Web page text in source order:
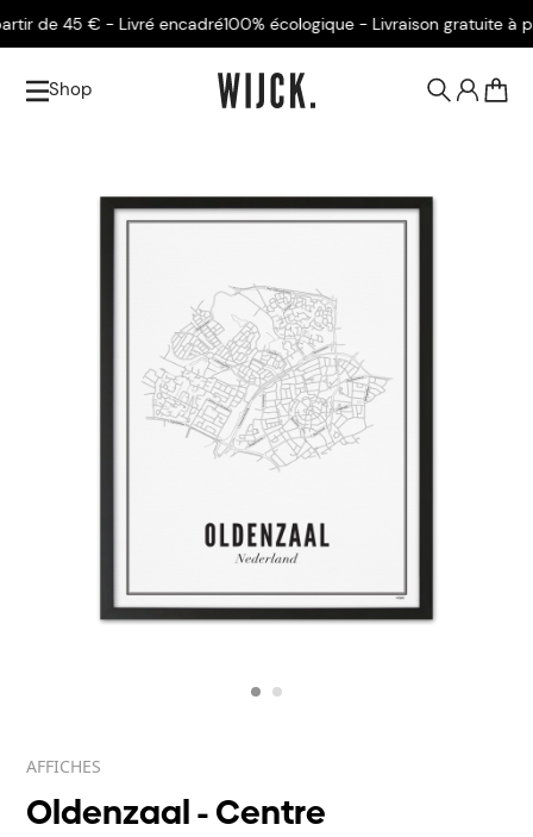
de 45 € - Livré encadré100% écologique - Livraison gratuite à
Shop
AFFICHES
Oldenzaal - Centre